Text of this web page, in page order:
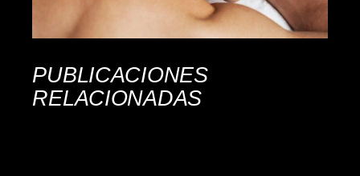
PUBLICACIONES
RELACIONADAS